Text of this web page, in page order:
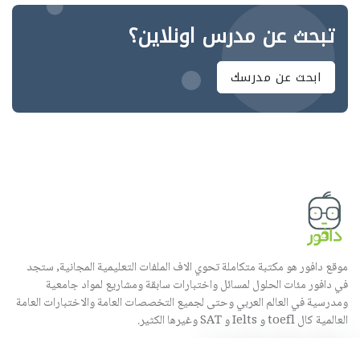
تبحث عن مدرس اونلاين؟
ابحث عن مدرسك
موقع دافور هو مكتبة متكاملة تحوي الاف الملفات التعليمية المجانية, ستجد
في دافور مئات الحلول لمسائل واختبارات سابقة ومشاريع لمواد جامعية
ومدرسية في العالم العربي وحتى لجميع التخصصات العامة والاختبارات العامة
العالمية كال toefl و Ielts و SAT وغيرها الكثير.